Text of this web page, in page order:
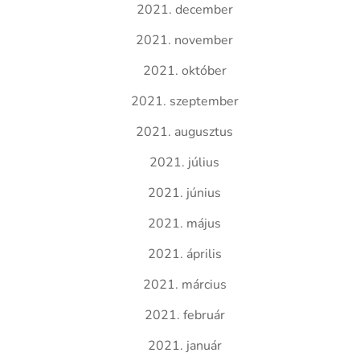
2021. december
2021. november
2021. október
2021. szeptember
2021. augusztus
2021. július
2021. június
2021. május
2021. április
2021. március
2021. február
2021. január